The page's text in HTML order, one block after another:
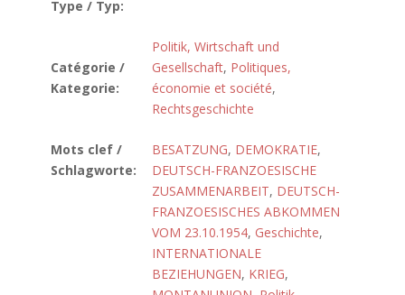
Type / Typ:
Catégorie /
Kategorie:
Politik, Wirtschaft und
Gesellschaft, Politiques,
économie et société,
Rechtsgeschichte
Mots clef /
Schlagworte:
BESATZUNG, DEMOKRATIE,
DEUTSCH-FRANZOESISCHE
ZUSAMMENARBEIT, DEUTSCH-
FRANZOESISCHES ABKOMMEN
VOM 23.10.1954, Geschichte,
INTERNATIONALE
BEZIEHUNGEN, KRIEG,